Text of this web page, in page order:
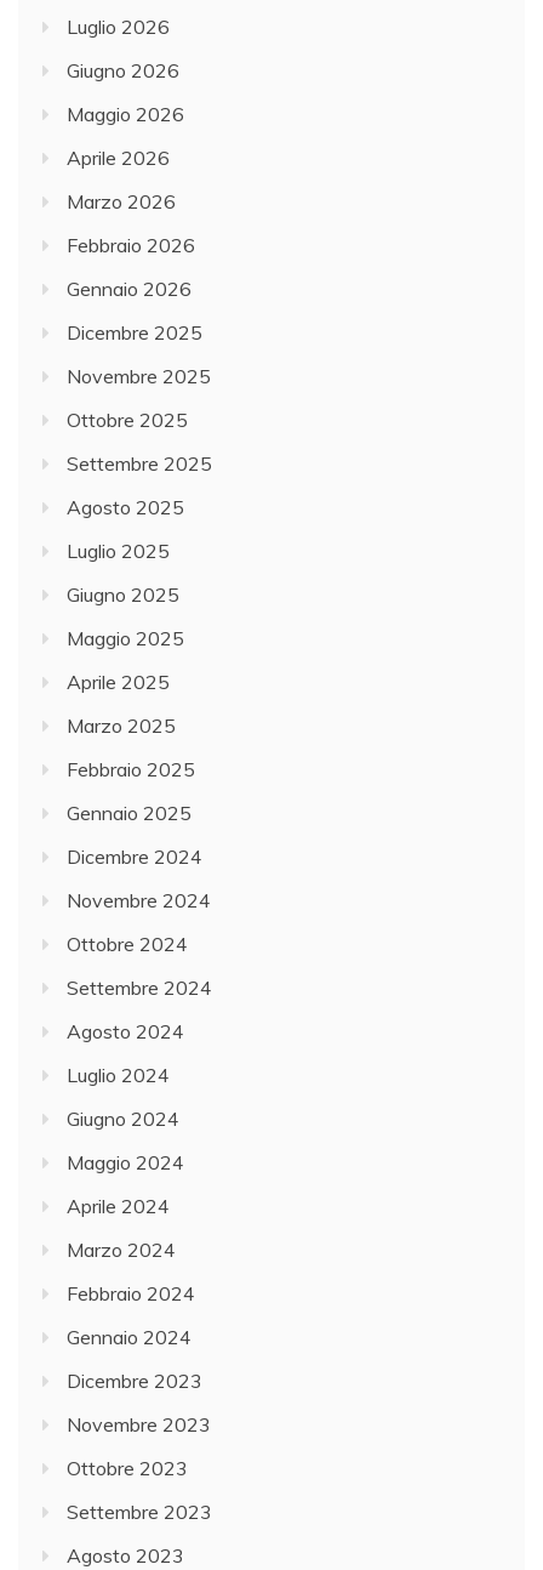
Luglio 2026
Giugno 2026
Maggio 2026
Aprile 2026
Marzo 2026
Febbraio 2026
Gennaio 2026
Dicembre 2025
Novembre 2025
Ottobre 2025
Settembre 2025
Agosto 2025
Luglio 2025
Giugno 2025
Maggio 2025
Aprile 2025
Marzo 2025
Febbraio 2025
Gennaio 2025
Dicembre 2024
Novembre 2024
Ottobre 2024
Settembre 2024
Agosto 2024
Luglio 2024
Giugno 2024
Maggio 2024
Aprile 2024
Marzo 2024
Febbraio 2024
Gennaio 2024
Dicembre 2023
Novembre 2023
Ottobre 2023
Settembre 2023
Agosto 2023